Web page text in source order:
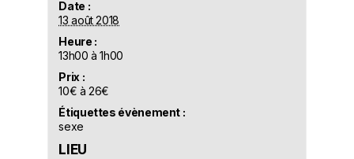
Date :
13 août 2018
Heure :
13h00 à 1h00
Prix :
10€ à 26€
Étiquettes évènement :
sexe
LIEU